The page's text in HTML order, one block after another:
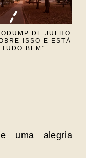
DE JULHO
ISSO E ESTÁ
TUDO BEM”
uma alegria